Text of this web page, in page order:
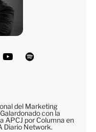
del Marketing
con la
APCJ por Columna en
Diario Network.